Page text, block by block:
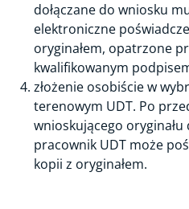
dołączane do wniosku
elektroniczne
oryginałem, opatrzone
kwalifikowanym
złożenie osobiście w
terenowym UDT. Po
wnioskującego
pracownik UDT może
kopii z oryginałem.